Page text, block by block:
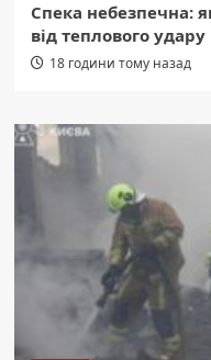
Спека небезпечна:
від теплового удару
18 години тому назад